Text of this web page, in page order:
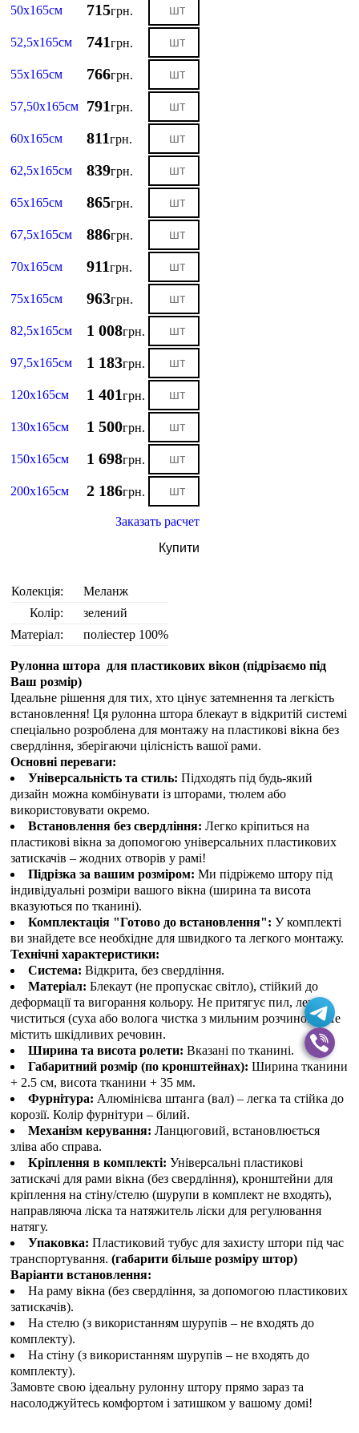
50х165см 715грн.
52,5х165см 741грн.
55х165см 766грн.
57,50х165см 791грн.
60х165см 811грн.
62,5х165см 839грн.
65х165см 865грн.
67,5х165см 886грн.
70х165см 911грн.
75х165см 963грн.
82,5х165см 1 008грн.
97,5х165см 1 183грн.
120х165см 1 401грн.
130х165см 1 500грн.
150х165см 1 698грн.
200х165см 2 186грн.
Заказать расчет
Купити
Колекція:
Меланж
Колір:
зелений
Матеріал:
поліестер 100%
Рулонна штора для пластикових вікон (підрізаємо під
Ваш розмір)
Ідеальне рішення для тих, хто цінує затемнення та легкість
встановлення! Ця рулонна штора блекаут в відкритій системі
спеціально розроблена для монтажу на пластикові вікна без
свердління, зберігаючи цілісність вашої рами.
Основні переваги:
Універсальність та стиль: Підходять під будь-який
дизайн можна комбінувати із шторами, тюлем або
використовувати окремо.
Встановлення без свердління: Легко кріпиться на
пластикові вікна за допомогою універсальних пластикових
затискачів – жодних отворів у рамі!
Підрізка за вашим розміром: Ми підріжемо штору під
індивідуальні розміри вашого вікна (ширина та висота
вказуються по тканині).
Комплектація "Готово до встановлення": У комплекті
ви знайдете все необхідне для швидкого та легкого монтажу.
Технічні характеристики:
Система: Відкрита, без свердління.
Матеріал: Блекаут (не пропускає світло), стійкий до
деформації та вигорання кольору. Не притягує пил, легко
чиститься (суха або волога чистка з мильним розчином). Не
містить шкідливих речовин.
Ширина та висота ролети: Вказані по тканині.
Габаритний розмір (по кронштейнах): Ширина тканини
+ 2.5 см, висота тканини + 35 мм.
Фурнітура: Алюмінієва штанга (вал) – легка та стійка до
корозії. Колір фурнітури – білий.
Механізм керування: Ланцюговий, встановлюється
зліва або справа.
Кріплення в комплекті: Універсальні пластикові
затискачі для рами вікна (без свердління), кронштейни для
кріплення на стіну/стелю (шурупи в комплект не входять),
направляюча ліска та натяжитель ліски для регулювання
натягу.
Упаковка: Пластиковий тубус для захисту штори під час
транспортування.(габарити більше розміру штор)
Варіанти встановлення:
На раму вікна (без свердління, за допомогою пластикових
затискачів).
На стелю (з використанням шурупів – не входять до
комплекту).
На стіну (з використанням шурупів – не входять до
комплекту).
Замовте свою ідеальну рулонну штору прямо зараз та
насолоджуйтесь комфортом і затишком у вашому домі!